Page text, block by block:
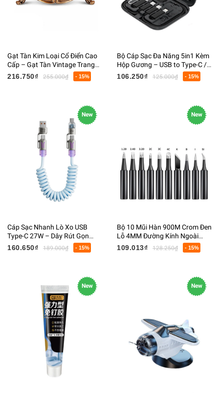
Gạt Tàn Kim Loại Cổ Điển Cao
Cấp – Gạt Tàn Vintage Trang
Trí Bàn Làm Việc, Chống Bay
216.750₫ 255.000₫ - 15%
Bộ Cáp Sạc Đa Năng 5in1 Kèm
Hộp Gương – USB to Type-C /
Lightning / Micro USB, Nhỏ
Gọn, Tiện Lợi Du Lịch
106.250₫ 125.000₫ - 15%
New
Cáp Sạc Nhanh Lò Xo USB
Type-C 27W – Dây Rút Gọn
Chống Rối, Hỗ Trợ PD/QC, Bền
160.650₫ 189.000₫ - 15%
New
Bộ 10 Mũi Hàn 900M Crom Đen
Lỗ 4MM Đường Kính Ngoài
6.5MM 22G
109.013₫ 128.250₫ - 15%
New New